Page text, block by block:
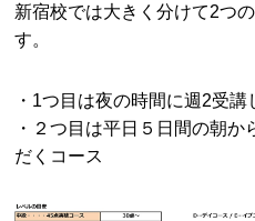
新宿校では大きく分けて2つ
す。
・1つ目は夜の時間に週2受
・２つ目は平日５日間の朝
だくコース